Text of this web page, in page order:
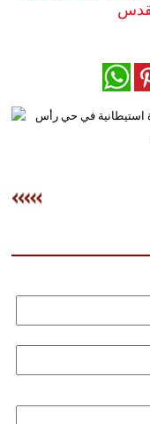
سياحة
ديكور
مرأة
وتكنولوجيا